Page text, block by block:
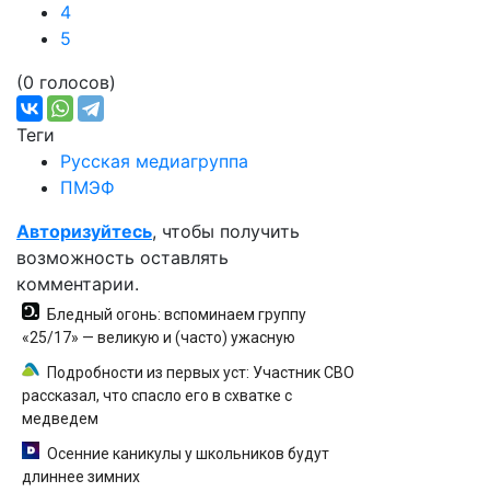
4
5
(0 голосов)
Теги
Русская медиагруппа
ПМЭФ
Авторизуйтесь, чтобы получить
возможность оставлять
комментарии.
Бледный огонь: вспоминаем группу
«25/17» — великую и (часто) ужасную
Подробности из первых уст: Участник СВО
рассказал, что спасло его в схватке с
медведем
Осенние каникулы у школьников будут
длиннее зимних